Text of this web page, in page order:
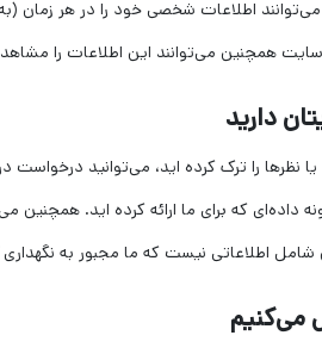
اطلاعات شخصی خود را در هر زمان (به
همچنین می‌توانند این اطلاعات را
دارید
نظرها را ترک کرده اید، می‌توانید
داده‌ای که برای ما ارائه کرده اید.
اطلاعاتی نیست که ما مجبور به نگهداری
می‌کنیم